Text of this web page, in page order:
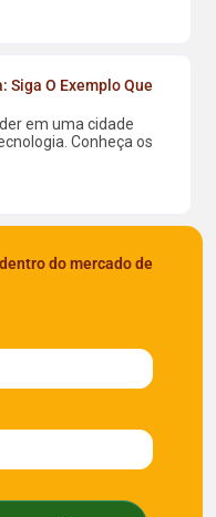
Siga O Exemplo Que
em uma cidade
Conheça os
do mercado de